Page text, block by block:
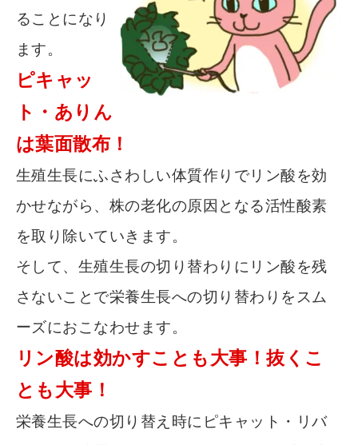
ることになり
ます。
ピキャッ
ト・ありん
は葉面散布！
生殖生長にふさわしい体質作りでリン酸を効
かせながら、株の老化の原因となる活性酸素
を取り除いていきます。
そして、生殖生長の切り替わりにリン酸を残
さないことで栄養生長への切り替わりをスム
ーズにおこなわせます。
リン酸は効かすことも大事！抜くこ
とも大事！
栄養生長への切り替え時にピキャット・リバ